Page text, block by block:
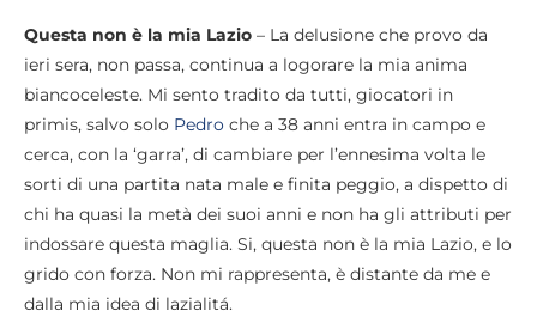
Questa non è la mia Lazio – La delusione che provo da
ieri sera, non passa, continua a logorare la mia anima
biancoceleste. Mi sento tradito da tutti, giocatori in
primis, salvo solo Pedro che a 38 anni entra in campo e
cerca, con la ‘garra’, di cambiare per l’ennesima volta le
sorti di una partita nata male e finita peggio, a dispetto di
chi ha quasi la metà dei suoi anni e non ha gli attributi per
indossare questa maglia. Si, questa non è la mia Lazio, e lo
grido con forza. Non mi rappresenta, è distante da me e
dalla mia idea di lazialitá.